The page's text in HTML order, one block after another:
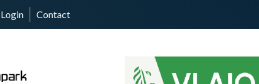
Login Contact